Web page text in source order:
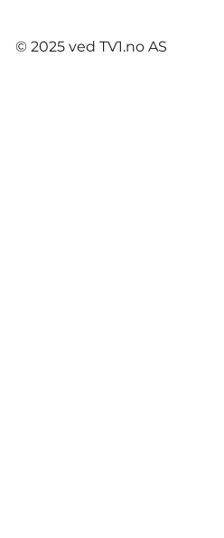
© 2025 ved TV1.no AS